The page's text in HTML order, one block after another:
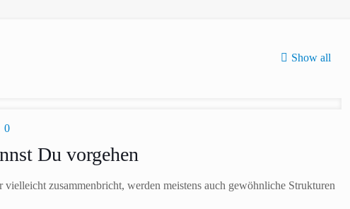
Show all
0
Du vorgehen
zusammenbricht, werden meistens auch gewöhnliche Strukturen